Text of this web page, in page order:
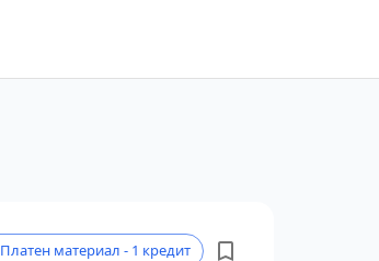
Платен материал - 1 кредит